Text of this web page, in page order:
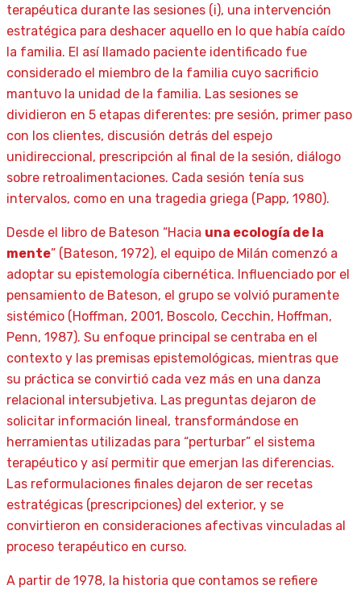
terapéutica durante las sesiones (i), una intervención
estratégica para deshacer aquello en lo que había caído
la familia. El así llamado paciente identificado fue
considerado el miembro de la familia cuyo sacrificio
mantuvo la unidad de la familia. Las sesiones se
dividieron en 5 etapas diferentes: pre sesión, primer paso
con los clientes, discusión detrás del espejo
unidireccional, prescripción al final de la sesión, diálogo
sobre retroalimentaciones. Cada sesión tenía sus
intervalos, como en una tragedia griega (Papp, 1980).
Desde el libro de Bateson “Hacia una ecología de la
mente” (Bateson, 1972), el equipo de Milán comenzó a
adoptar su epistemología cibernética. Influenciado por el
pensamiento de Bateson, el grupo se volvió puramente
sistémico (Hoffman, 2001, Boscolo, Cecchin, Hoffman,
Penn, 1987). Su enfoque principal se centraba en el
contexto y las premisas epistemológicas, mientras que
su práctica se convirtió cada vez más en una danza
relacional intersubjetiva. Las preguntas dejaron de
solicitar información lineal, transformándose en
herramientas utilizadas para “perturbar” el sistema
terapéutico y así permitir que emerjan las diferencias.
Las reformulaciones finales dejaron de ser recetas
estratégicas (prescripciones) del exterior, y se
convirtieron en consideraciones afectivas vinculadas al
proceso terapéutico en curso.
A partir de 1978, la historia que contamos se refiere